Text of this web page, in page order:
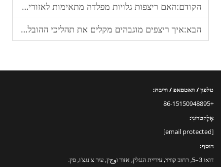
הקודם:האם ריצפות גלויות מפלדה מתאימות לאזורים עם תנועה רבה?
הבא:איך ריצפים מוגבהים מקלים את תהליכי ההובלה והשינויים במשרד?
טלפון / וואטסאפ / ווייבח:
+86-15150948895
אֶלֶקטרוֹנִי:
[email protected]
הוסף:
דואו 3–5, רחוב קוויוי, עיריית הנגלין, אזור וوجין, עיר צ'נגצ'ו, סין.